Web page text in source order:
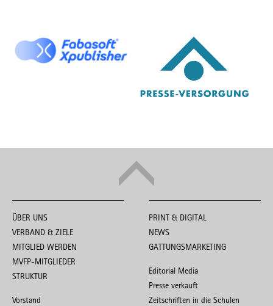
ÜBER UNS
VERBAND & ZIELE
MITGLIED WERDEN
MVFP-MITGLIEDER
STRUKTUR
Vorstand
PRINT & DIGITAL
NEWS
GATTUNGSMARKETING
Editorial Media
Presse verkauft
Zeitschriften in die Schulen